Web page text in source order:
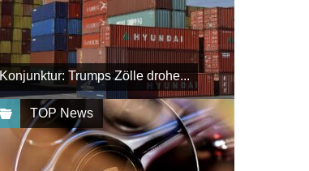
Konjunktur: Trumps Zölle drohe...
TOP News